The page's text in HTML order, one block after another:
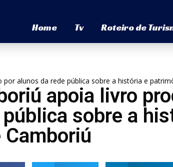
Home Tv Roteiro de
alunos da rede pública sobre a história e
apoia livro
sobre a